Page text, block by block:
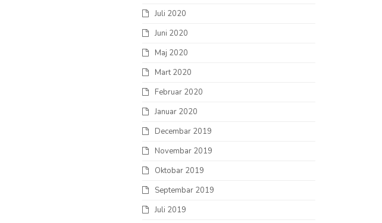
Juli 2020
Juni 2020
Maj 2020
Mart 2020
Februar 2020
Januar 2020
Decembar 2019
Novembar 2019
Oktobar 2019
Septembar 2019
Juli 2019